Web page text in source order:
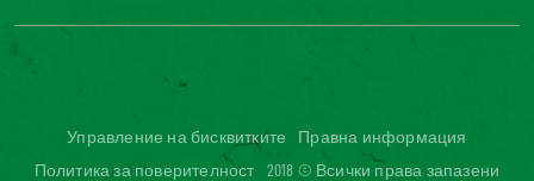
Свържете се с нас
Достъпност на уебсайта: не е съвместим
Управление на бисквитките
Правна информация
Политика за поверителност
2018 © Всички права запазени